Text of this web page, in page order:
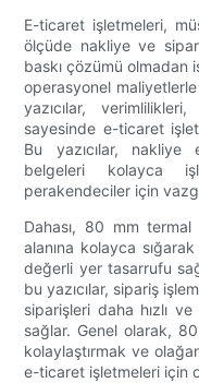
E-ticaret işletmeleri,
ölçüde nakliye ve
baskı çözümü olmadan
operasyonel
yazıcılar,
sayesinde e-ticaret
Bu yazıcılar,
belgeleri kolayca
perakendeciler için
Dahası, 80 mm termal
alanına kolayca
değerli yer tasarrufu
bu yazıcılar, sipariş
siparişleri daha hızlı
sağlar. Genel olarak, 80
kolaylaştırmak ve
e-ticaret işletmeleri için